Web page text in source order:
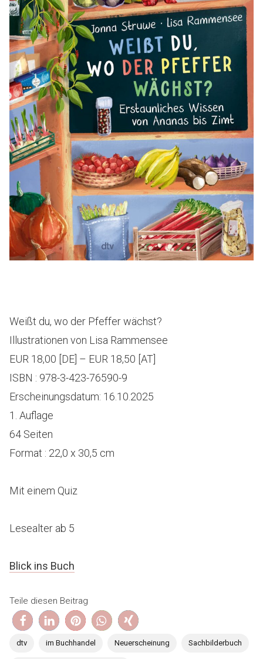
Weißt du, wo der Pfeffer wächst?
Illustrationen von Lisa Rammensee
EUR 18,00 [DE] – EUR 18,50 [AT]
ISBN : 978-3-423-76590-9
Erscheinungsdatum: 16.10.2025
1. Auflage
64 Seiten
Format : 22,0 x 30,5 cm
Mit einem Quiz
Lesealter ab 5
Blick ins Buch
Teile diesen Beitrag
dtv im Buchhandel Neuerscheinung Sachbilderbuch